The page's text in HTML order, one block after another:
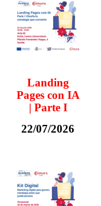
Landing
Pages con IA
| Parte I
22/07/2026